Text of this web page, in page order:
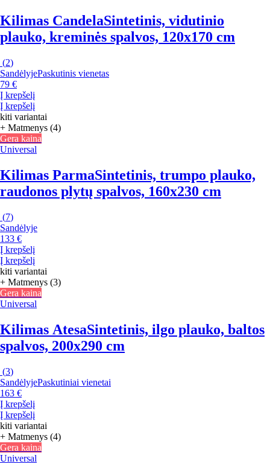
Kilimas CandelaSintetinis, vidutinio
plauko, kreminės spalvos, 120x170 cm
(2)
SandėlyjePaskutinis vienetas
79 €
Į krepšelį
Į krepšelį
kiti variantai
+ Matmenys (4)
Gera kaina
Universal
Kilimas ParmaSintetinis, trumpo plauko,
raudonos plytų spalvos, 160x230 cm
(7)
Sandėlyje
133 €
Į krepšelį
Į krepšelį
kiti variantai
+ Matmenys (3)
Gera kaina
Universal
Kilimas AtesaSintetinis, ilgo plauko, baltos
spalvos, 200x290 cm
(3)
SandėlyjePaskutiniai vienetai
163 €
Į krepšelį
Į krepšelį
kiti variantai
+ Matmenys (4)
Gera kaina
Universal